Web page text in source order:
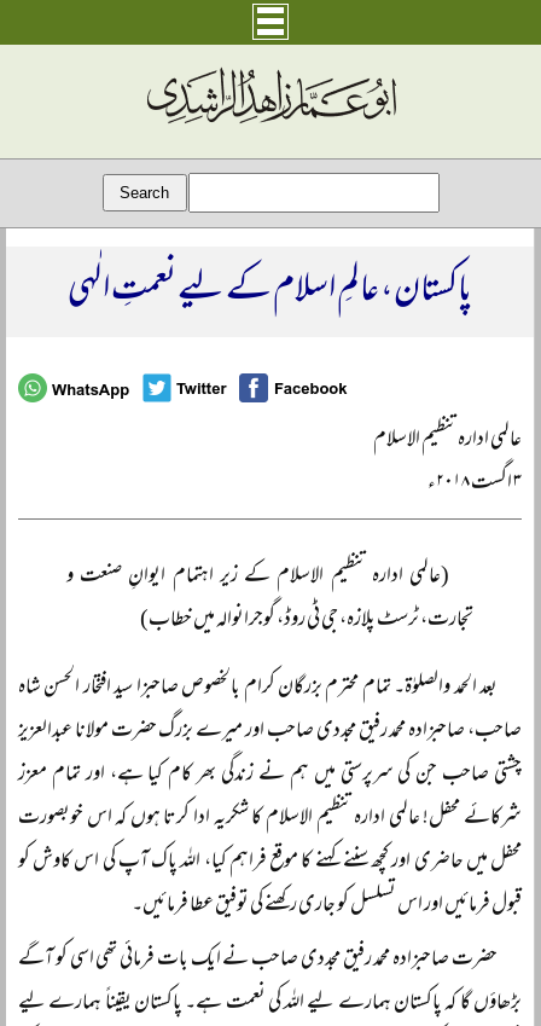
پاکستان، عالمِ اسلام کے لیے نعمتِ الٰہی
عالمی ادارہ تنظیم الاسلام
۳ اگست ۲۰۱۸ء
(عالمی ادارہ تنظیم الاسلام کے زیر اہتمام ایوانِ صنعت و
تجارت، ٹرسٹ پلازہ، جی ٹی روڈ، گوجرانوالہ میں خطاب)
بعد الحمد والصلوٰۃ۔ تمام محترم بزرگان کرام بالخصوص صاحبزا سید افتخار الحسن شاہ
صاحب، صاحبزادہ محمد رفیق مجددی صاحب اور میرے بزرگ حضرت مولانا عبدالعزیز
چشتی صاحب جن کی سرپرستی میں ہم نے زندگی بھر کام کیا ہے، اور تمام معزز
شرکائے محفل! عالمی ادارہ تنظیم الاسلام کا شکریہ ادا کرتا ہوں کہ اس خوبصورت
محفل میں حاضری اور کچھ سننے کہنے کا موقع فراہم کیا، اللہ پاک آپ کی اس کاوش کو
قبول فرمائیں اور اس تسلسل کو جاری رکھنے کی توفیق عطا فرمائیں۔
حضرت صاحبزادہ محمد رفیق مجددی صاحب نے ایک بات فرمائی تھی اسی کو آگے
بڑھاؤں گا کہ پاکستان ہمارے لیے اللہ کی نعمت ہے۔ پاکستان یقیناً‌ ہمارے لیے